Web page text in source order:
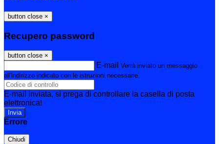
button close ×
Recupero password
button close ×
E-mail Verrà inviato un messaggio
all'indirizzo indicato con le istruzioni necessarie.
E-mail inviata, si prega di controllare la casella di posta
elettronica!
Errore
Chiudi